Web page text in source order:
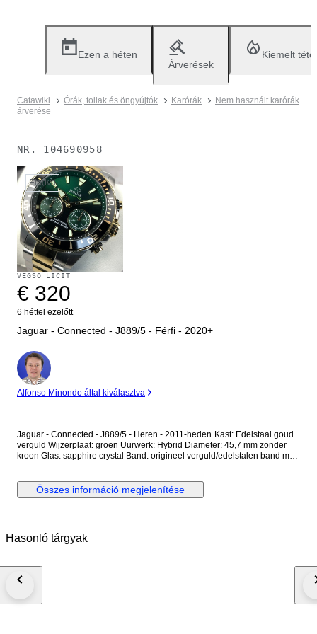
Ezen a héten
Árverések
Kiemelt
Catawiki Órák, tollak és öngyújtók Karórák
Nem használt karórák
árverése
NR. 104690958
Eladva
VÉGSŐ LICIT
€ 320
6 héttel ezelőtt
Jaguar - Connected - J889/5 - Férfi - 2020+
Szakértő
Alfonso Minondo által kiválasztva
Jaguar - Connected - J889/5 - Heren - 2011-heden Kast: Edelstaal goud
verguld Wijzerplaat: groen Uurwerk: Hybrid Diameter: 45,7 mm zonder
kroon Glas: sapphire crystal Band: origineel verguld/edelstalen band met
horloge wordt aangetekend en verzekerd verstuurd (DHL-express).
Összes információ megjelenítése
Hasonló tárgyak